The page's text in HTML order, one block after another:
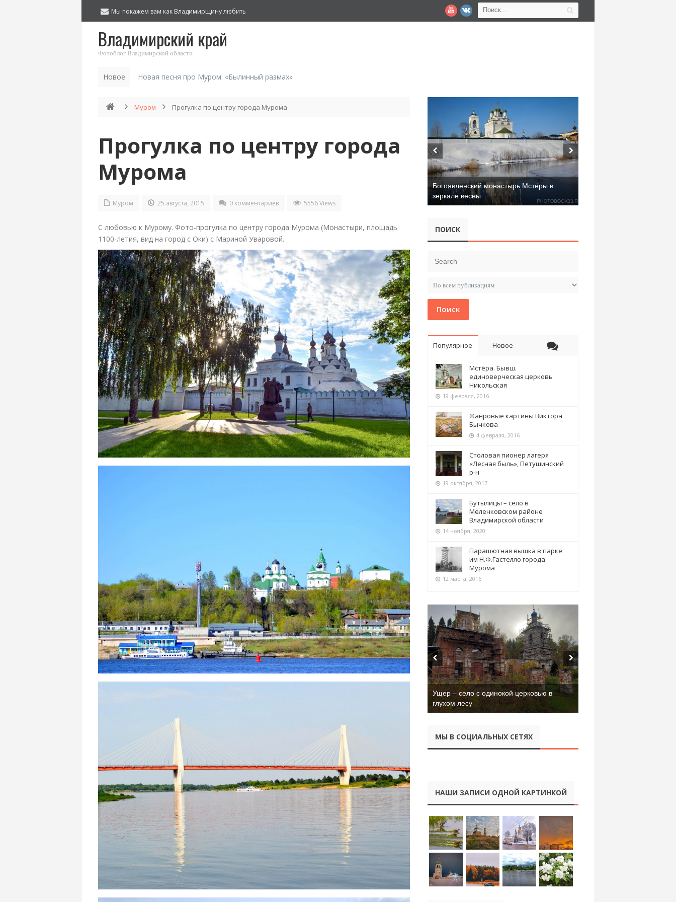
Мы покажем вам как Владимирщину любить
Владимирский край
Фотоблог Владимирской области
Новое Новая песня про Муром: «Былинный размах»
Муром Прогулка по центру города Мурома
Прогулка по центру города
Мурома
Муром 25 августа, 2015 0 комментариев 5556 Views
С любовью к Мурому. Фото-прогулка по центру города Мурома (Монастыри, площадь
1100-летия, вид на город с Оки) с Мариной Уваровой.
Богоявленский монастырь Мстёры в
зеркале весны
ПОИСК
Поиск
Популярное Новое
Мстёра. Бывш.
единоверческая церковь
Никольская
19 февраля, 2016
Жанровые картины Виктора
Бычкова
4 февраля, 2016
Столовая пионер лагеря
«Лесная быль», Петушинский
р-н
19 октября, 2017
Бутылицы – село в
Меленковском районе
Владимирской области
14 ноября, 2020
Парашютная вышка в парке
им Н.Ф.Гастелло города
Мурома
12 марта, 2016
Ущер – село с одинокой церковью в
глухом лесу
МЫ В СОЦИАЛЬНЫХ СЕТЯХ
НАШИ ЗАПИСИ ОДНОЙ КАРТИНКОЙ